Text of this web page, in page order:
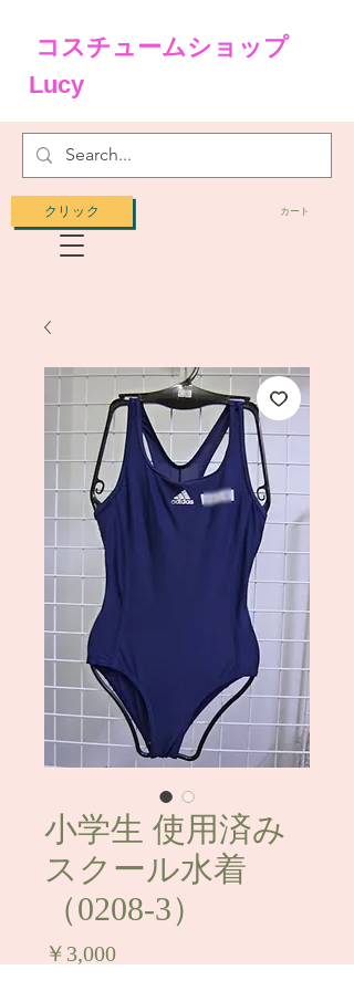
カート
クリック
コスチュームショップ
Lucy
小学生 使用済み
スクール水着
（0208-3）
￥3,000価